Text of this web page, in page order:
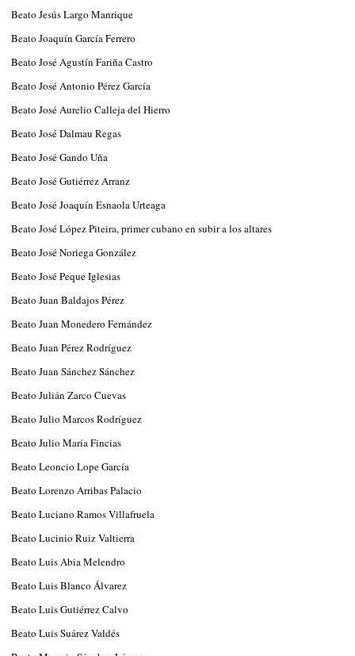
Beato Jesús Largo Manrique
Beato Joaquín García Ferrero
Beato José Agustín Fariña Castro
Beato José Antonio Pérez García
Beato José Aurelio Calleja del Hierro
Beato José Dalmau Regas
Beato José Gando Uña
Beato José Gutiérrez Arranz
Beato José Joaquín Esnaola Urteaga
Beato José López Piteira, primer cubano en subir a los altares
Beato José Noriega González
Beato José Peque Iglesias
Beato Juan Baldajos Pérez
Beato Juan Monedero Fernández
Beato Juan Pérez Rodríguez
Beato Juan Sánchez Sánchez
Beato Julián Zarco Cuevas
Beato Julio Marcos Rodríguez
Beato Julio María Fincias
Beato Leoncio Lope García
Beato Lorenzo Arribas Palacio
Beato Luciano Ramos Villafruela
Beato Lucinio Ruiz Valtierra
Beato Luis Abia Melendro
Beato Luis Blanco Álvarez
Beato Luis Gutiérrez Calvo
Beato Luis Suárez Valdés